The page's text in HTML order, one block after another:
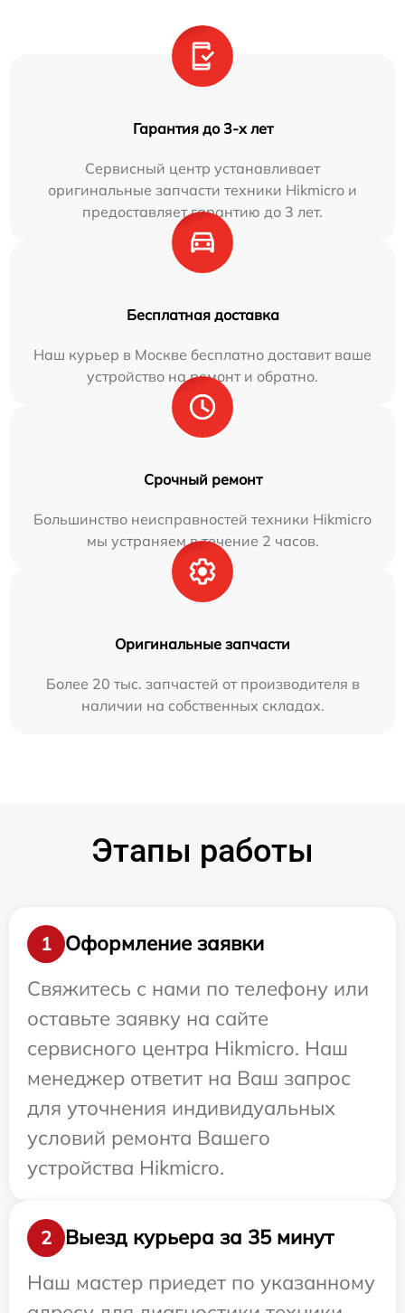
Гарантия до 3-х лет
Сервисный центр устанавливает
оригинальные запчасти техники Hikmicro и
предоставляет гарантию до 3 лет.
Бесплатная доставка
Наш курьер в Москве бесплатно доставит ваше
устройство на ремонт и обратно.
Срочный ремонт
Большинство неисправностей техники Hikmicro
мы устраняем в течение 2 часов.
Оригинальные запчасти
Более 20 тыс. запчастей от производителя в
наличии на собственных складах.
Этапы работы
1
Оформление заявки
Свяжитесь с нами по телефону или
оставьте заявку на сайте
сервисного центра Hikmicro. Наш
менеджер ответит на Ваш запрос
для уточнения индивидуальных
условий ремонта Вашего
устройства Hikmicro.
2
Выезд курьера за 35 минут
Наш мастер приедет по указанному